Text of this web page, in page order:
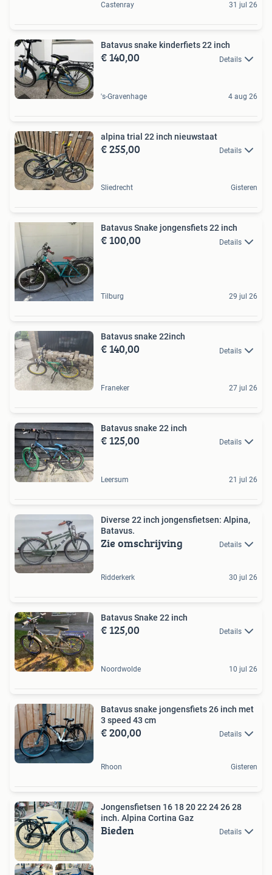
Castenray 31 jul 26
Batavus snake kinderfiets 22 inch
€ 140,00 Details
's-Gravenhage 4 aug 26
alpina trial 22 inch nieuwstaat
€ 255,00 Details
Sliedrecht Gisteren
Batavus Snake jongensfiets 22 inch
€ 100,00 Details
Tilburg 29 jul 26
Batavus snake 22inch
€ 140,00 Details
Franeker 27 jul 26
Batavus snake 22 inch
€ 125,00 Details
Leersum 21 jul 26
Diverse 22 inch jongensfietsen: Alpina,
Batavus.
Zie omschrijving Details
Ridderkerk 30 jul 26
Batavus Snake 22 inch
€ 125,00 Details
Noordwolde 10 jul 26
Batavus snake jongensfiets 26 inch met
3 speed 43 cm
€ 200,00 Details
Rhoon Gisteren
Jongensfietsen 16 18 20 22 24 26 28
inch. Alpina Cortina Gaz
Bieden Details